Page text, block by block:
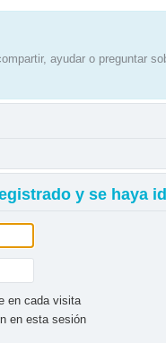
ayudar o preguntar
y se haya
en cada visita
en esta sesión